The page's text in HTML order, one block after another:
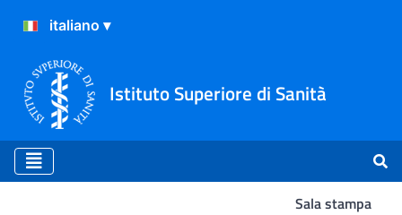
Istituto Superiore di Sanità
Sala stampa